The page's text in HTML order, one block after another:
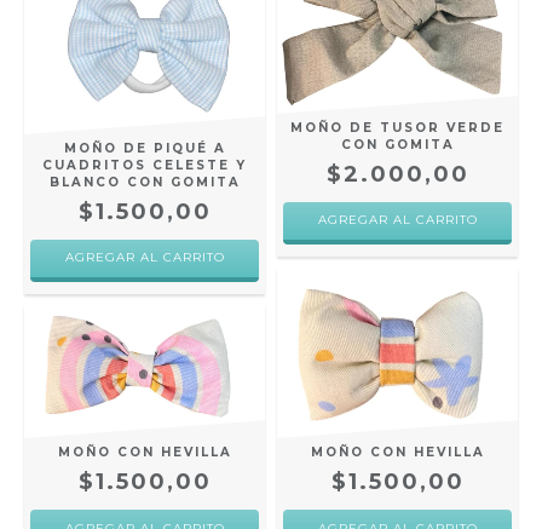
MOÑO DE PIQUÉ A
CUADRITOS CELESTE Y
BLANCO CON GOMITA
$1.500,00
MOÑO DE TUSOR VERDE
CON GOMITA
$2.000,00
MOÑO CON HEVILLA
$1.500,00
MOÑO CON HEVILLA
$1.500,00